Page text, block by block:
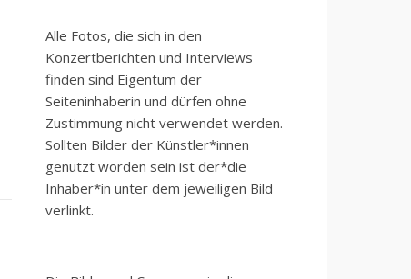
Alle Fotos, die sich in den
Konzertberichten und Interviews
finden sind Eigentum der
Seiteninhaberin und dürfen ohne
Zustimmung nicht verwendet werden.
Sollten Bilder der Künstler*innen
genutzt worden sein ist der*die
Inhaber*in unter dem jeweiligen Bild
verlinkt.